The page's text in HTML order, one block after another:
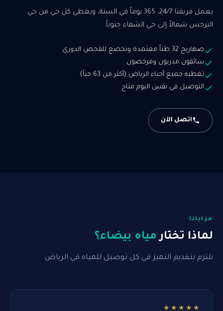
يعمل فريقنا 24/7، 365 يوماً في السنة، ويغطي كل حي من حي
النرجس شمالاً إلى حي الشفاء جنوباً.
صهاريج 32 طناً معتمدة وتخضع للفحص الدوري
سائقون مدربون ومرخصون
تغطية جميع أحياء الرياض (أكثر من 63 حياً)
التوصيل في نفس اليوم متاح
اتصل الآن
مزايانا
لماذا تختار مياه بيضاء؟
نلتزم بتقديم التميز في كل توصيل للمياه في الرياض
★★★★★